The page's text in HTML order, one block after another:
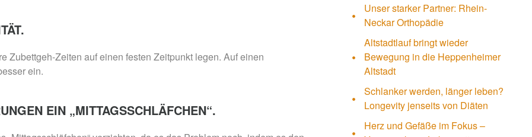
Zubettgeh-Zeiten auf einen festen Zeitpunkt legen. Auf einen
ein.
EIN „MITTAGSSCHLÄFCHEN“.
Unser starker Partner: Rhein-
Neckar Orthopädie
Altstadtlauf bringt wieder
Bewegung in die Heppenheimer
Altstadt
Schlanker werden, länger leben?
Longevity jenseits von Diäten
Herz und Gefäße im Fokus –